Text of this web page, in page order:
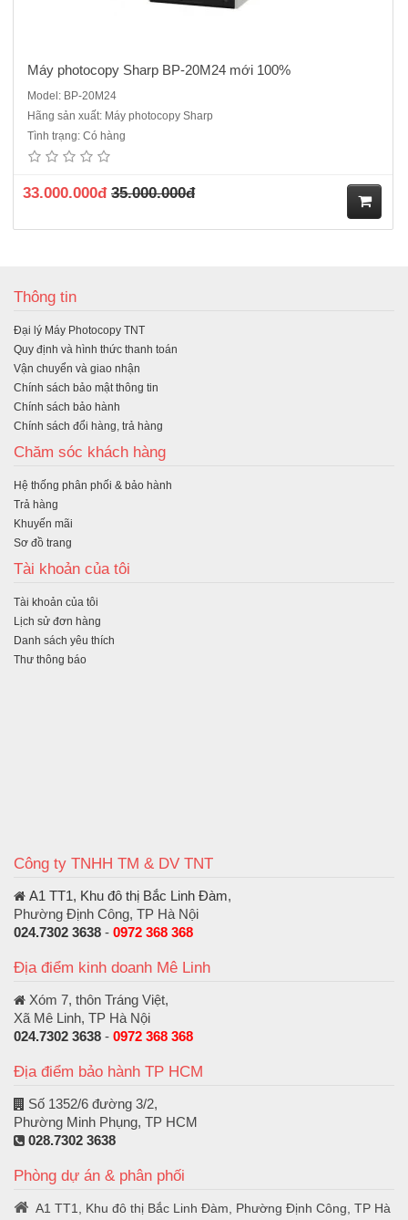
Máy photocopy Sharp BP-20M24 mới 100%
Model: BP-20M24
Hãng sản xuất: Máy photocopy Sharp
Tình trạng: Có hàng
33.000.000đ 35.000.000đ
Thông tin
Đại lý Máy Photocopy TNT
Quy định và hình thức thanh toán
Vận chuyển và giao nhận
Chính sách bảo mật thông tin
Chính sách bảo hành
Chính sách đổi hàng, trả hàng
Chăm sóc khách hàng
Hệ thống phân phối & bảo hành
Trả hàng
Khuyến mãi
Sơ đồ trang
Tài khoản của tôi
Tài khoản của tôi
Lịch sử đơn hàng
Danh sách yêu thích
Thư thông báo
Công ty TNHH TM & DV TNT
A1 TT1, Khu đô thị Bắc Linh Đàm,
Phường Định Công, TP Hà Nội
024.7302 3638 - 0972 368 368
Địa điểm kinh doanh Mê Linh
Xóm 7, thôn Tráng Việt,
Xã Mê Linh, TP Hà Nội
024.7302 3638 - 0972 368 368
Địa điểm bảo hành TP HCM
Số 1352/6 đường 3/2,
Phường Minh Phụng, TP HCM
028.7302 3638
Phòng dự án & phân phối
A1 TT1, Khu đô thị Bắc Linh Đàm, Phường Định Công, TP Hà